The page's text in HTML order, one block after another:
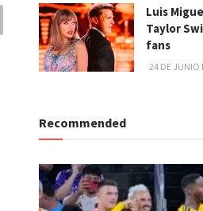
Luis
Taylor
fans
24 DE JUNIO
Recommended